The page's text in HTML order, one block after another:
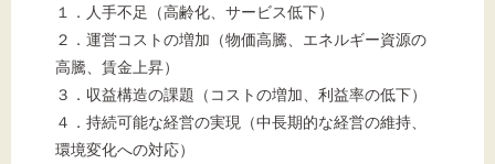
１．人手不足（高齢化、サービス低下）
２．運営コストの増加（物価高騰、エネルギー資源の
高騰、賃金上昇）
３．収益構造の課題（コストの増加、利益率の低下）
４．持続可能な経営の実現（中長期的な経営の維持、
環境変化への対応）